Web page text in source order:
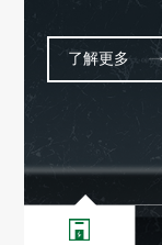
了解更多